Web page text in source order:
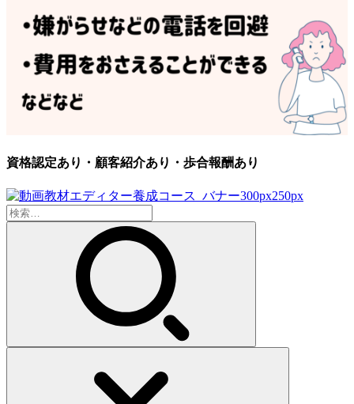
資格認定あり・顧客紹介あり・歩合報酬あり
検
索: